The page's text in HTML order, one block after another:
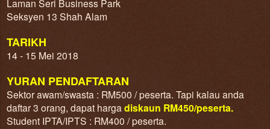
Laman Seri Business Park
Seksyen 13 Shah Alam
TARIKH
14 - 15 Mei 2018
YURAN PENDAFTARAN
Sektor awam/swasta : RM500 / peserta. Tapi kalau anda
daftar 3 orang, dapat hargadiskaun RM450/peserta.
Student IPTA/IPTS : RM400 / peserta.